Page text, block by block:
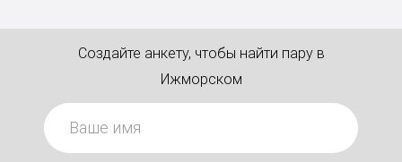
Создайте анкету, чтобы найти пару в
Ижморском